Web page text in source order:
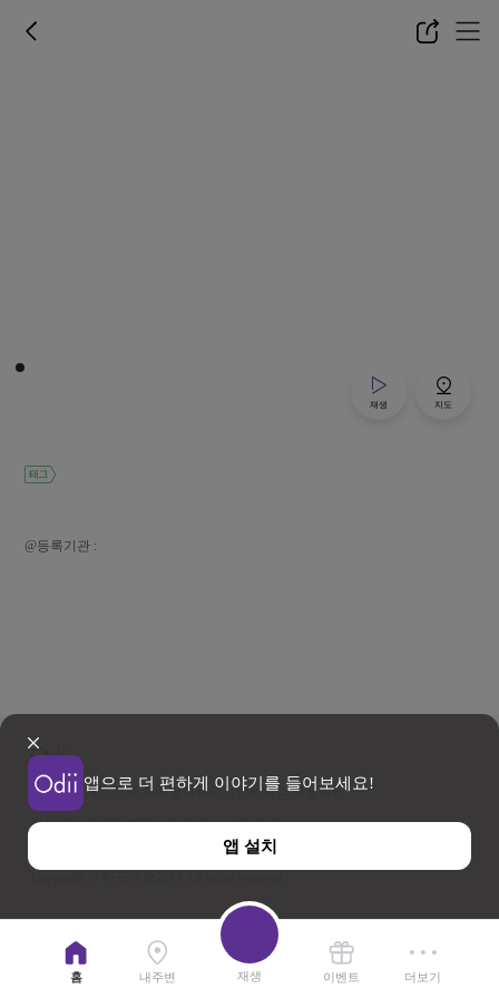
앱으로 더 편하게 이야기를 들어보세요!
앱 설치
재생 지도
태그
@등록기관 :
이용약관 개인정보 처리방침위치기반서비스 이용약관
우)26464 강원특별자치도 원주시 세계로 10
사업자등록번호 202-81-50707 TEL : 033-738-3000
홈 내주변 재생 이벤트 더보기